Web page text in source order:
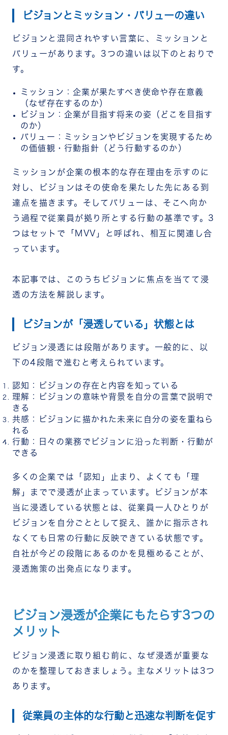
ビジョンとミッション・バリューの違い
ビジョンと混同されやすい言葉に、ミッションと
バリューがあります。3つの違いは以下のとおりで
す。
ミッション：企業が果たすべき使命や存在意義
（なぜ存在するのか）
ビジョン：企業が目指す将来の姿（どこを目指す
のか）
バリュー：ミッションやビジョンを実現するため
の価値観・行動指針（どう行動するのか）
ミッションが企業の根本的な存在理由を示すのに
対し、ビジョンはその使命を果たした先にある到
達点を描きます。そしてバリューは、そこへ向か
う過程で従業員が拠り所とする行動の基準です。3
つはセットで「MVV」と呼ばれ、相互に関連し合
っています。
本記事では、このうちビジョンに焦点を当てて浸
透の方法を解説します。
ビジョンが「浸透している」状態とは
ビジョン浸透には段階があります。一般的に、以
下の4段階で進むと考えられています。
認知：ビジョンの存在と内容を知っている
理解：ビジョンの意味や背景を自分の言葉で説明で
きる
共感：ビジョンに描かれた未来に自分の姿を重ねら
れる
行動：日々の業務でビジョンに沿った判断・行動が
できる
多くの企業では「認知」止まり、よくても「理
解」までで浸透が止まっています。ビジョンが本
当に浸透している状態とは、従業員一人ひとりが
ビジョンを自分ごととして捉え、誰かに指示され
なくても日常の行動に反映できている状態です。
自社が今どの段階にあるのかを見極めることが、
浸透施策の出発点になります。
ビジョン浸透が企業にもたらす3つの
メリット
ビジョン浸透に取り組む前に、なぜ浸透が重要な
のかを整理しておきましょう。主なメリットは3つ
あります。
従業員の主体的な行動と迅速な判断を促す